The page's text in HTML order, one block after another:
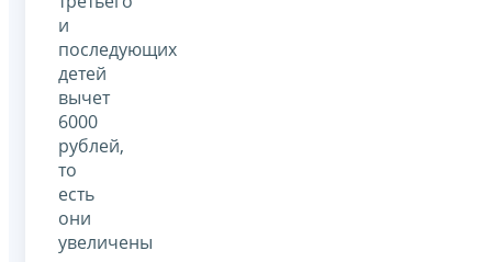
и
последующих
детей
вычет
6000
рублей,
то
есть
они
увеличены